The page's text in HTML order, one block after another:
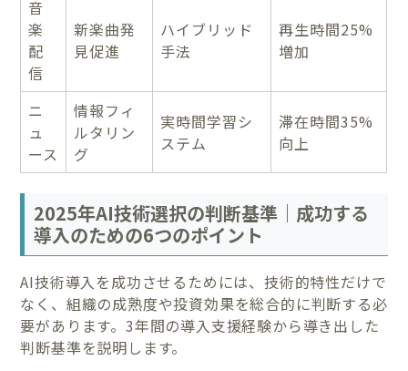
音
楽
配
信
新楽曲発
見促進
ハイブリッド
手法
再生時間25%
増加
ニ
ュ
ース
情報フィ
ルタリン
グ
実時間学習シ
ステム
滞在時間35%
向上
2025年AI技術選択の判断基準｜成功する
導入のための6つのポイント
AI技術導入を成功させるためには、技術的特性だけで
なく、組織の成熟度や投資効果を総合的に判断する必
要があります。3年間の導入支援経験から導き出した
判断基準を説明します。